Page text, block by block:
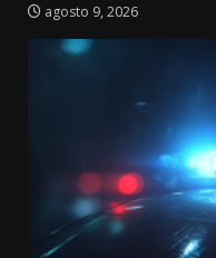
agosto 9, 2026